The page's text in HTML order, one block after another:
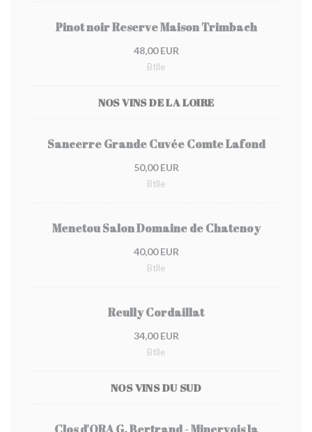
Pinot noir Reserve Maison Trimbach
48,00 EUR
Btlle
NOS VINS DE LA LOIRE
Sancerre Grande Cuvée Comte Lafond
50,00 EUR
Btlle
Menetou Salon Domaine de Chatenoy
40,00 EUR
Btlle
Reully Cordaillat
34,00 EUR
Btlle
NOS VINS DU SUD